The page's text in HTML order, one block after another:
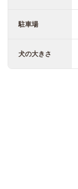
駐車場
犬の大きさ